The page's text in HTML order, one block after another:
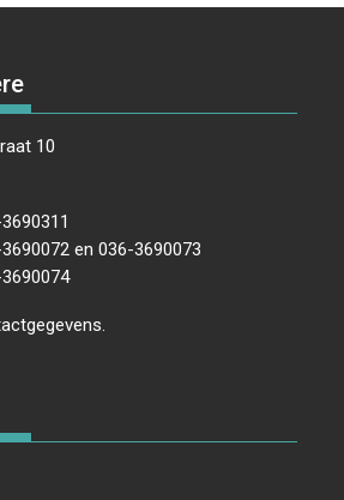
10
en 036-3690073
.